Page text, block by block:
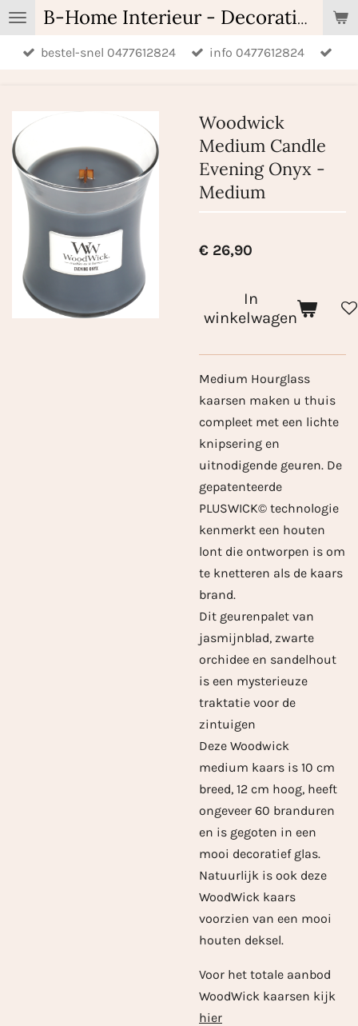
Ga
direct
naar
B-Home Interieur - Decoratie & Geschenken - Geurartikelen
bestel-snel 0477612824 info 0477612824
Woodwick
Medium Candle
Evening Onyx -
Medium
€ 26,90
In
winkelwagen
Medium Hourglass
kaarsen maken u thuis
compleet met een lichte
knipsering en
uitnodigende geuren. De
gepatenteerde
PLUSWICK© technologie
kenmerkt een houten
lont die ontworpen is om
te knetteren als de kaars
brand.
Dit geurenpalet van
jasmijnblad, zwarte
orchidee en sandelhout
is een mysterieuze
traktatie voor de
zintuigen
Deze Woodwick
medium kaars is 10 cm
breed, 12 cm hoog, heeft
ongeveer 60 branduren
en is gegoten in een
mooi decoratief glas.
Natuurlijk is ook deze
WoodWick kaars
voorzien van een mooi
houten deksel.
Voor het totale aanbod
WoodWick kaarsen kijk
hier